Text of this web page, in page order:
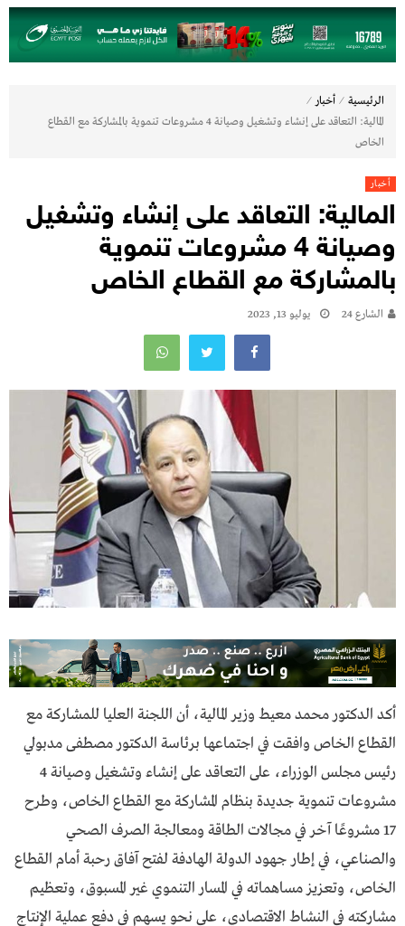
الرئيسية ⁄ أخبار ⁄
المالية: التعاقد على إنشاء وتشغيل وصيانة 4 مشروعات تنموية بالمشاركة مع القطاع
الخاص
أخبار
المالية: التعاقد على إنشاء وتشغيل
وصيانة 4 مشروعات تنموية
بالمشاركة مع القطاع الخاص
الشارع 24 يوليو 13, 2023
أكد الدكتور محمد معيط وزير المالية، أن اللجنة العليا للمشاركة مع
القطاع الخاص وافقت في اجتماعها برئاسة الدكتور مصطفى مدبولي
رئيس مجلس الوزراء، على التعاقد على إنشاء وتشغيل وصيانة 4
مشروعات تنموية جديدة بنظام المشاركة مع القطاع الخاص، وطرح
17 مشروعًا آخر في مجالات الطاقة ومعالجة الصرف الصحي
والصناعي، في إطار جهود الدولة الهادفة لفتح آفاق رحبة أمام القطاع
الخاص، وتعزيز مساهماته في المسار التنموي غير المسبوق، وتعظيم
مشاركته في النشاط الاقتصادي، على نحو يسهم في دفع عملية الإنتاج